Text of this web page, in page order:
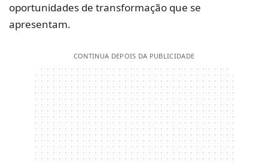
oportunidades de transformação que se
apresentam.
CONTINUA DEPOIS DA PUBLICIDADE